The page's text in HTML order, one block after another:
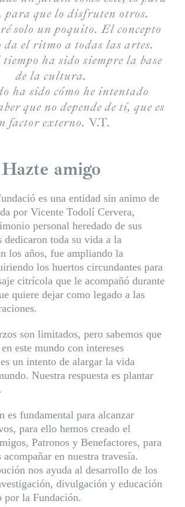
que lo disfruten otros.
solo un poquito. El concepto
da el ritmo a todas las artes.
ha sido siempre la base
de la cultura.
ha sido cómo he intentado
que no depende de tí, que es
factor externo. V.T.
Hazte amigo
es una entidad sin animo de
por Vicente Todolí Cervera,
personal heredado de sus
dedicaron toda su vida a la
los años, fue ampliando la
los huertos circundantes para
citrícola que le acompañó durante
quiere dejar como legado a las
son limitados, pero sabemos que
este mundo con intereses
un intento de alargar la vida
Nuestra respuesta es plantar
es fundamental para alcanzar
para ello hemos creado el
Patronos y Benefactores, para
acompañar en nuestra travesía.
nos ayuda al desarrollo de los
divulgación y educación
por la Fundación.